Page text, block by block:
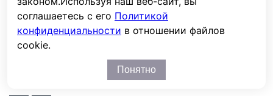
соглашаетесь с его Политикой
конфиденциальности в отношении файлов
cookie.
Понятно
Цена
от
до
руб.
Последние просмотренные товары